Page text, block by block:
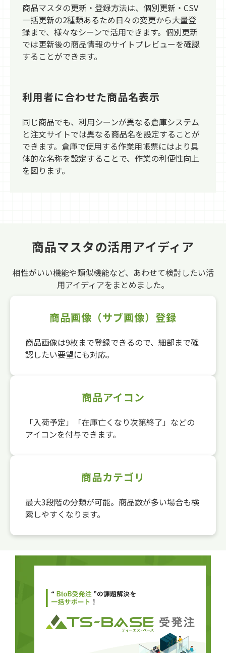
商品マスタの更新・登録方法は、個別更新・CSV
一括更新の2種類あるため日々の変更から大量登
録まで、様々なシーンで活用できます。個別更新
では更新後の商品情報のサイトプレビューを確認
することができます。
利用者に合わせた商品名表示
同じ商品でも、利用シーンが異なる倉庫システム
と注文サイトでは異なる商品名を設定することが
できます。倉庫で使用する作業用帳票にはより具
体的な名称を設定することで、作業の利便性向上
を図ります。
商品マスタの活用アイディア
相性がいい機能や類似機能など、あわせて検討したい活
用アイディアをまとめました。
商品画像（サブ画像）登録
商品画像は9枚まで登録できるので、細部まで確
認したい要望にも対応。
商品アイコン
「入荷予定」「在庫亡くなり次第終了」などの
アイコンを付与できます。
商品カテゴリ
最大3段階の分類が可能。商品数が多い場合も検
索しやすくなります。